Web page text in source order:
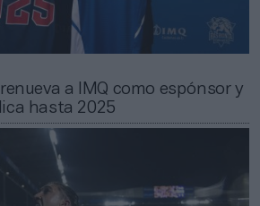
a IMQ como espónsor y
hasta 2025